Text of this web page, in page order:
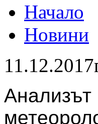
Начало
Новини